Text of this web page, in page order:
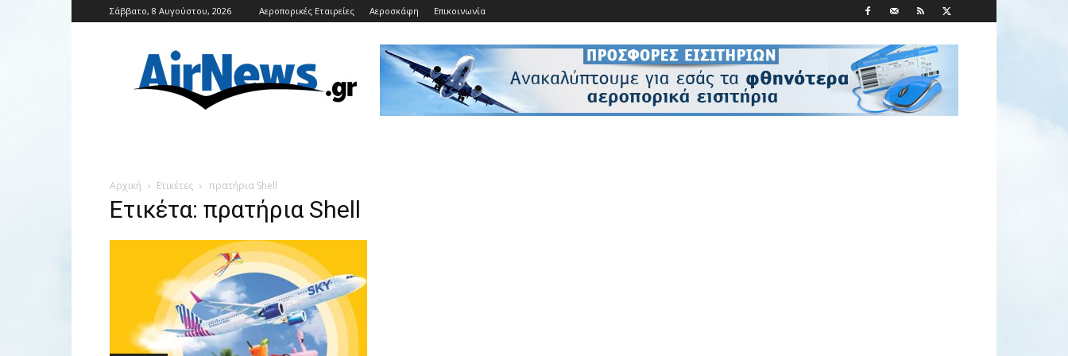
Σάββατο, 8 Αυγούστου, 2026 Αεροπορικές Εταιρείες Αεροσκάφη Επικοινωνία
Αρχική Ετικέτες πρατήρια Shell
Ετικέτα: πρατήρια Shell